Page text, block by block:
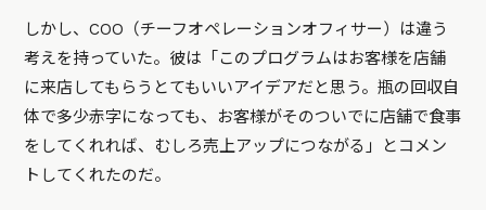
しかし、COO（チーフオペレーションオフィサー）は違う
考えを持っていた。彼は「このプログラムはお客様を店舗
に来店してもらうとてもいいアイデアだと思う。瓶の回収自
体で多少赤字になっても、お客様がそのついでに店舗で食事
をしてくれれば、むしろ売上アップにつながる」とコメン
トしてくれたのだ。